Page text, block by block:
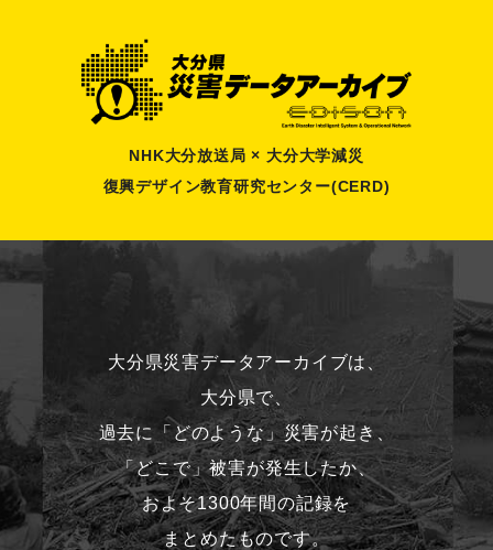
NHK大分放送局 × 大分大学減災
復興デザイン教育研究センター(CERD)
大分県災害データアーカイブは、
大分県で、
過去に「どのような」災害が起き、
「どこで」被害が発生したか、
およそ1300年間の記録を
まとめたものです。